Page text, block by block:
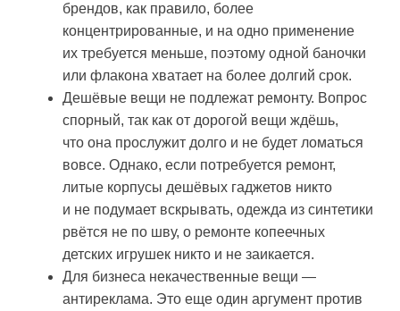
брендов, как правило, более
концентрированные, и на одно применение
их требуется меньше, поэтому одной баночки
или флакона хватает на более долгий срок.
Дешёвые вещи не подлежат ремонту. Вопрос
спорный, так как от дорогой вещи ждёшь,
что она прослужит долго и не будет ломаться
вовсе. Однако, если потребуется ремонт,
литые корпусы дешёвых гаджетов никто
и не подумает вскрывать, одежда из синтетики
рвётся не по шву, о ремонте копеечных
детских игрушек никто и не заикается.
Для бизнеса некачественные вещи —
антиреклама. Это еще один аргумент против